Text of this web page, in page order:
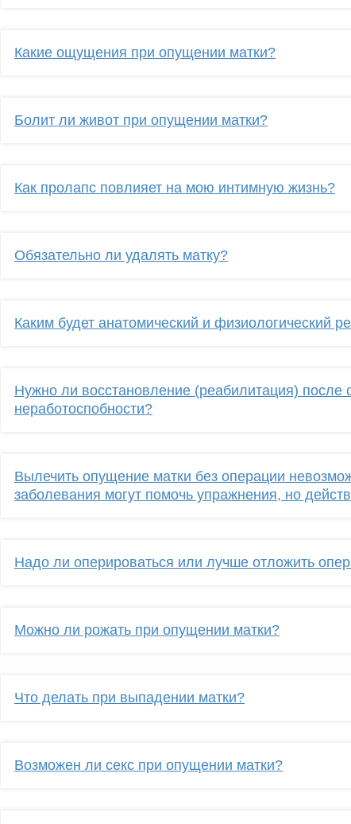
Какие ощущения при опущении матки?
Болит ли живот при опущении матки?
Как пролапс повлияет на мою интимную жизнь?
Обязательно ли удалять матку?
Каким будет анатомический и физиологический
Нужно ли восстановление (реабилитация) после
неработоспобности?
Вылечить опущение матки без операции
заболевания могут помочь упражнения, но
Надо ли оперироваться или лучше отложить
Можно ли рожать при опущении матки?
Что делать при выпадении матки?
Возможен ли секс при опущении матки?